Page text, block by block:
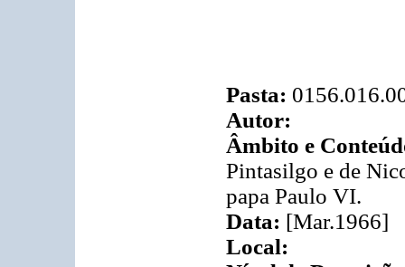
Pasta:
Autor:
Âmbito e
Pintasilgo e de
papa Paulo VI.
Data: [Mar.1966]
Local: